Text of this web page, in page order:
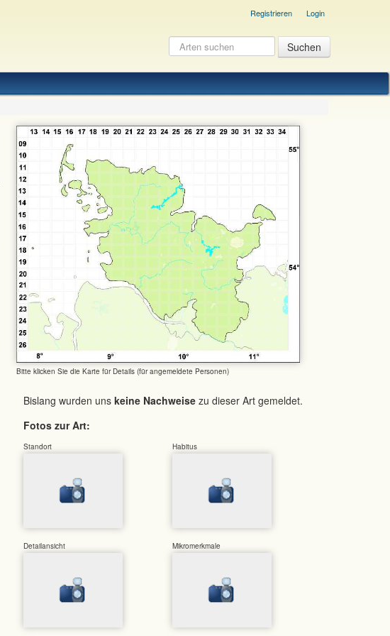
Registrieren Login
Bitte klicken Sie die Karte für Details (für angemeldete Personen)
Bislang wurden uns keine Nachweise zu dieser Art gemeldet.
Fotos zur Art:
Standort Habitus
Detailansicht Mikromerkmale